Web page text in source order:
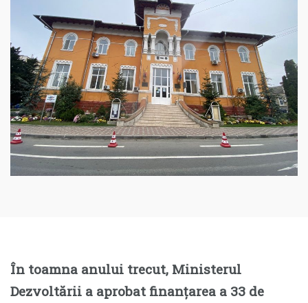
În toamna anului trecut, Ministerul
Dezvoltării a aprobat finanțarea a 33 de